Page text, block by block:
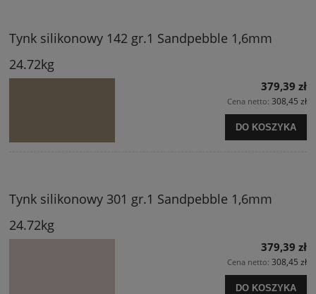
Tynk silikonowy 142 gr.1 Sandpebble 1,6mm
24.72kg
379,39 zł
Cena netto: 308,45 zł
DO KOSZYKA
Tynk silikonowy 301 gr.1 Sandpebble 1,6mm
24.72kg
379,39 zł
Cena netto: 308,45 zł
DO KOSZYKA